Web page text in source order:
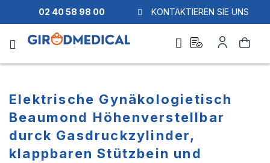
02 40 58 98 00 KONTAKTIEREN SIE UNS
Suche
quote
Konto
Elektrische Gynäkologietisch
Beaumond Höhenverstellbar
durck Gasdruckzylinder,
klappbaren Stützbein und